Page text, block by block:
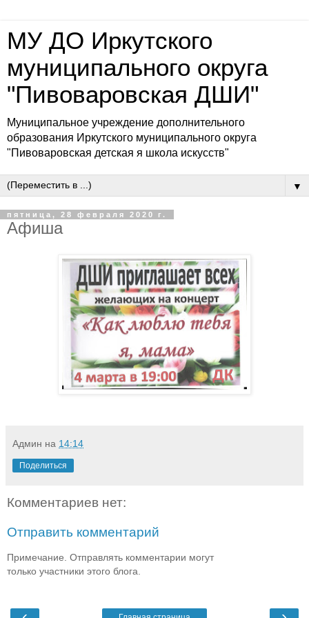
МУ ДО Иркутского
муниципального округа
"Пивоваровская ДШИ"
Муниципальное учреждение дополнительного
образования Иркутского муниципального округа
"Пивоваровская детская я школа искусств"
▼
пятница, 28 февраля 2020 г.
Афиша
Админ на 14:14
Поделиться
Комментариев нет:
Отправить комментарий
Примечание. Отправлять комментарии могут
только участники этого блога.